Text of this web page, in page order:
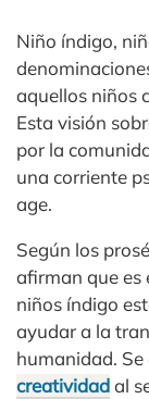
Niño índigo,
aquellos niños
Esta visión
por la
una corriente
age.
Según los
afirman que es
niños índigo
ayudar a la
humanidad.
creatividadal